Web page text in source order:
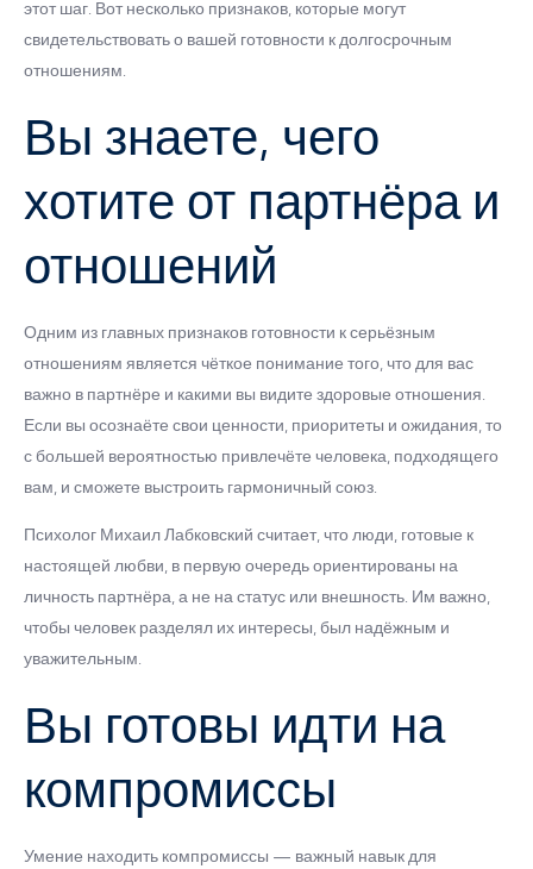
этот шаг. Вот несколько признаков, которые могут
свидетельствовать о вашей готовности к долгосрочным
отношениям.
Вы знаете, чего
хотите от партнёра и
отношений
Одним из главных признаков готовности к серьёзным
отношениям является чёткое понимание того, что для вас
важно в партнёре и какими вы видите здоровые отношения.
Если вы осознаёте свои ценности, приоритеты и ожидания, то
с большей вероятностью привлечёте человека, подходящего
вам, и сможете выстроить гармоничный союз.
Психолог Михаил Лабковский считает, что люди, готовые к
настоящей любви, в первую очередь ориентированы на
личность партнёра, а не на статус или внешность. Им важно,
чтобы человек разделял их интересы, был надёжным и
уважительным.
Вы готовы идти на
компромиссы
Умение находить компромиссы — важный навык для